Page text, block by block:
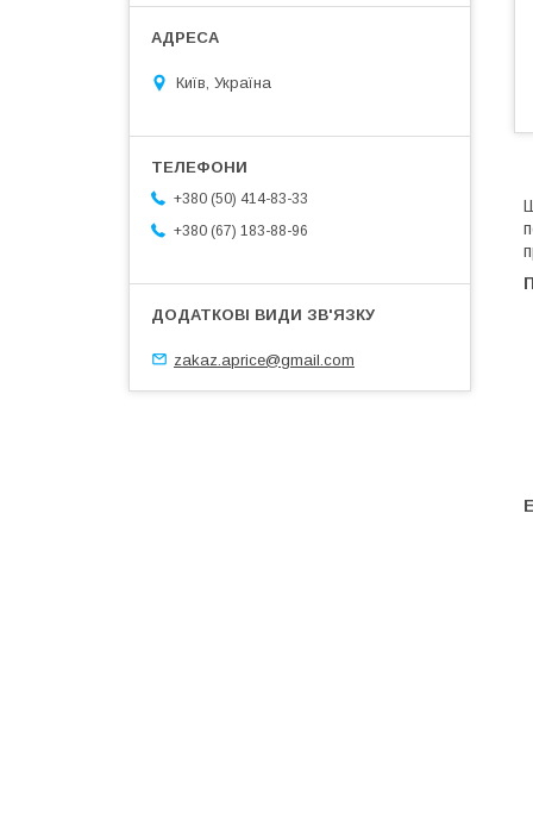
Київ, Україна
+380 (50) 414-83-33
+380 (67) 183-88-96
zakaz.aprice@gmail.com